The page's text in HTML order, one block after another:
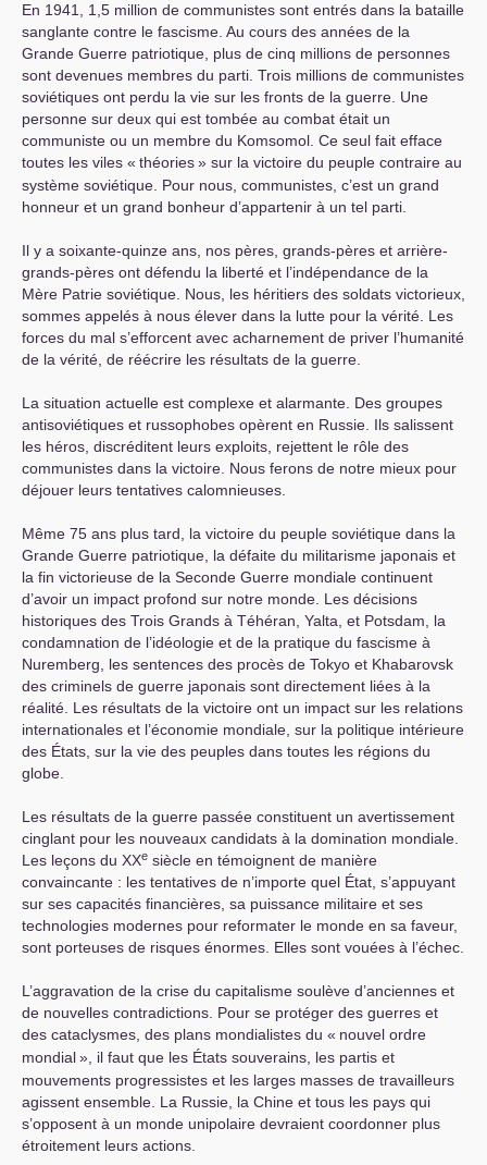
En 1941, 1,5 million de communistes sont entrés dans la bataille
sanglante contre le fascisme. Au cours des années de la
Grande Guerre patriotique, plus de cinq millions de personnes
sont devenues membres du parti. Trois millions de communistes
soviétiques ont perdu la vie sur les fronts de la guerre. Une
personne sur deux qui est tombée au combat était un
communiste ou un membre du Komsomol. Ce seul fait efface
toutes les viles « théories» sur la victoire du peuple contraire au
système soviétique. Pour nous, communistes, c’est un grand
honneur et un grand bonheur d’appartenir à un tel parti.
Il y a soixante-quinze ans, nos pères, grands-pères et arrière-
grands-pères ont défendu la liberté et l’indépendance de la
Mère Patrie soviétique. Nous, les héritiers des soldats victorieux,
sommes appelés à nous élever dans la lutte pour la vérité. Les
forces du mal s’efforcent avec acharnement de priver l’humanité
de la vérité, de réécrire les résultats de la guerre.
La situation actuelle est complexe et alarmante. Des groupes
antisoviétiques et russophobes opèrent en Russie. Ils salissent
les héros, discréditent leurs exploits, rejettent le rôle des
communistes dans la victoire. Nous ferons de notre mieux pour
déjouer leurs tentatives calomnieuses.
Même 75 ans plus tard, la victoire du peuple soviétique dans la
Grande Guerre patriotique, la défaite du militarisme japonais et
la fin victorieuse de la Seconde Guerre mondiale continuent
d’avoir un impact profond sur notre monde. Les décisions
historiques des Trois Grands à Téhéran, Yalta, et Potsdam, la
condamnation de l’idéologie et de la pratique du fascisme à
Nuremberg, les sentences des procès de Tokyo et Khabarovsk
des criminels de guerre japonais sont directement liées à la
réalité. Les résultats de la victoire ont un impact sur les relations
internationales et l’économie mondiale, sur la politique intérieure
des États, sur la vie des peuples dans toutes les régions du
globe.
Les résultats de la guerre passée constituent un avertissement
cinglant pour les nouveaux candidats à la domination mondiale.
Les leçons du XXe siècle en témoignent de manière
convaincante : les tentatives de n’importe quel État, s’appuyant
sur ses capacités financières, sa puissance militaire et ses
technologies modernes pour reformater le monde en sa faveur,
sont porteuses de risques énormes. Elles sont vouées à l’échec.
L’aggravation de la crise du capitalisme soulève d’anciennes et
de nouvelles contradictions. Pour se protéger des guerres et
des cataclysmes, des plans mondialistes du « nouvel ordre
mondial», il faut que les États souverains, les partis et
mouvements progressistes et les larges masses de travailleurs
agissent ensemble. La Russie, la Chine et tous les pays qui
s’opposent à un monde unipolaire devraient coordonner plus
étroitement leurs actions.